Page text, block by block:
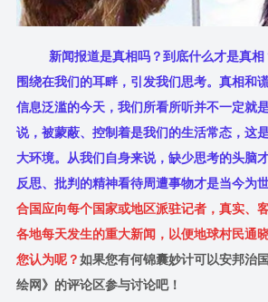
新闻报道是真相吗？到底什么才是真
围绕在我们的耳畔，引发我们思考。真相和
信息泛滥的今天，我们所看所听并不一定就
说，被蒙蔽、控制着是我们的生活常态，这
大环境。从我们自身来说，缺少思考的头脑
反思、批判的精神看待周遭事物才是当今为世
合国应向每个国家或地区派驻记者，真实、
各地每天发生的重大新闻，以便地球村民通
您认为呢？如果您有何锦囊妙计可以安邦治
绘网》的评论区参与讨论吧！